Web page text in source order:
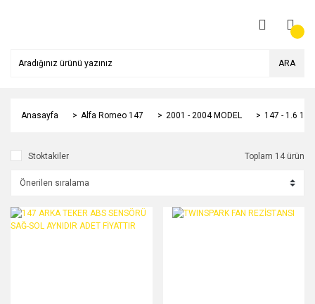
ARA
Anasayfa Alfa Romeo 147 2001 - 2004 MODEL 147 - 1.6
Stoktakiler Toplam 14 ürün